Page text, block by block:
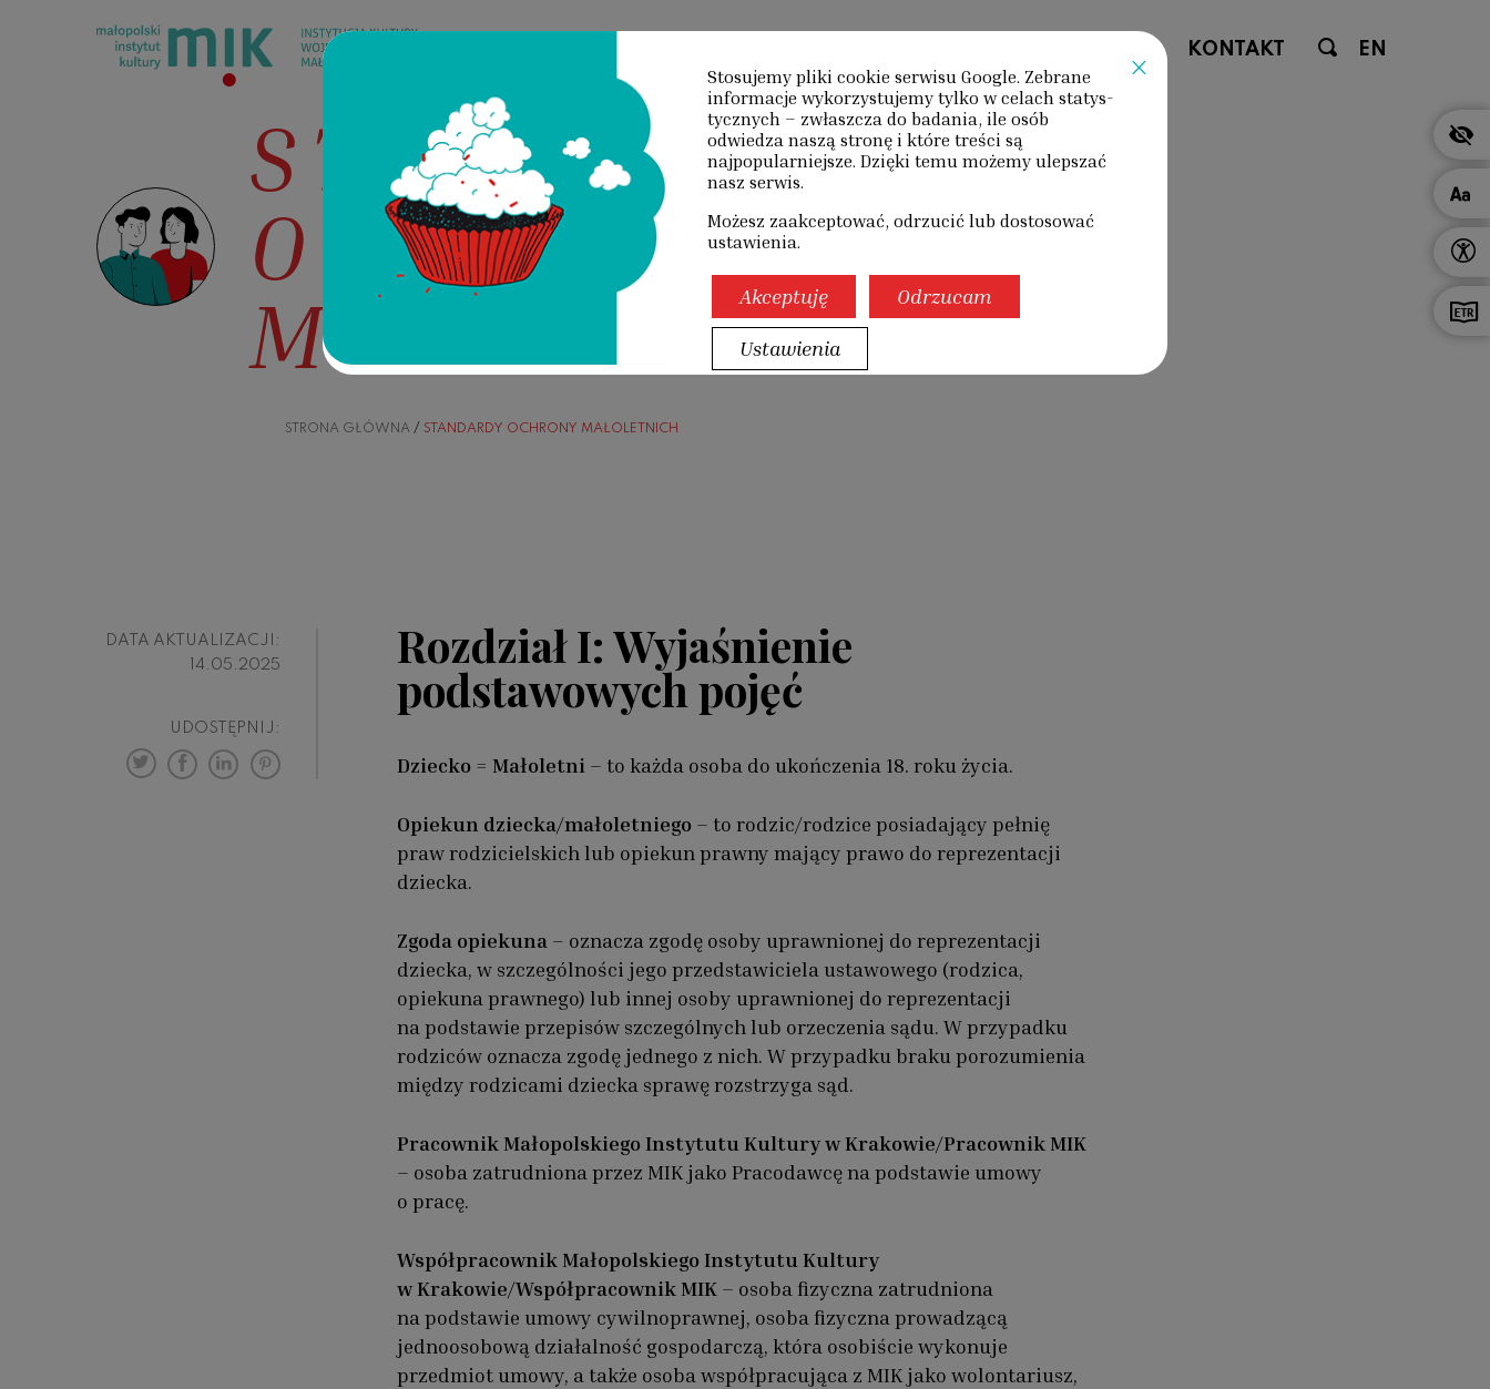
KONTAKT EN
STANDARDY
OCHRONY
MAŁOLETNICH
STRONA GŁÓWNA / STANDARDY OCHRONY MAŁOLETNICH
Rozdział I: Wyjaśnienie
podstawowych pojęć
Dziecko = Małoletni – to każda osoba do ukończenia 18. roku życia.
Opiekun dziecka/małoletniego– to rodzic/rodzice posiadający pełnię
praw rodzicielskich lub opiekun prawny mający prawo do reprezentacji
dziecka.
Zgoda opiekuna – oznacza zgodę osoby uprawnionej do reprezentacji
dziecka, w szczególności jego przedstawiciela ustawowego (rodzica,
opiekuna prawnego) lub innej osoby uprawnionej do reprezentacji
na podstawie przepisów szczególnych lub orzeczenia sądu. W przypadku
rodziców oznacza zgodę jednego z nich. W przypadku braku porozumienia
między rodzicami dziecka sprawę rozstrzyga sąd.
Pracownik Małopolskiego Instytutu Kultury w Krakowie/Pracownik MIK
– osoba zatrudniona przez MIK jako Pracodawcę na podstawie umowy
o pracę.
Współpracownik Małopolskiego Instytutu Kultury
w Krakowie/Współpracownik MIK– osoba fizyczna zatrudniona
na podstawie umowy cywilnoprawnej, osoba fizyczna prowadzącą
jednoosobową działalność gospodarczą, która osobiście wykonuje
przedmiot umowy, a także osoba współpracująca z MIK jako wolontariusz,
UDOSTĘPNIJ:
DATA AKTUALIZACJI:
14.05.2025
×
Stosujemy pliki cookie serwisu Google. Zebrane
informacje wyko­rzystujemy tylko w celach statys­
tycznych – zwłaszcza do badania, ile osób
odwiedza naszą stronę i które treści są
najpopularniejsze. Dzięki temu możemy ulepszać
nasz serwis.
Możesz zaakceptować, odrzucić lub dostosować
ustawienia.
Akceptuję Odrzucam
Ustawienia